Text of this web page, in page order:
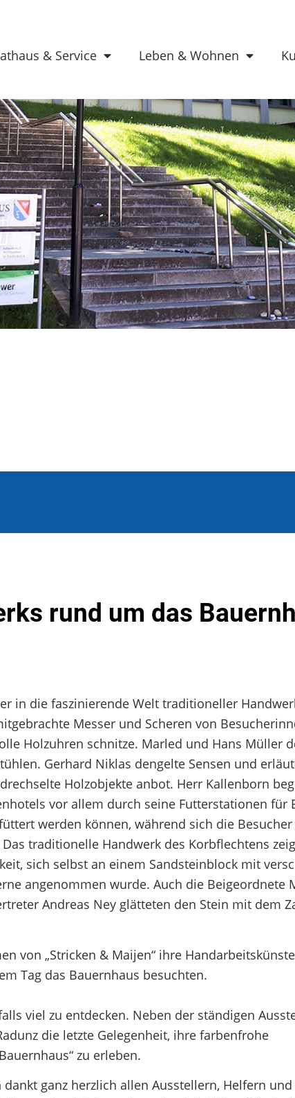
& Service Leben & Wohnen
rund um das
in die faszinierende Welt traditioneller
Messer und Scheren von
Holzuhren schnitze. Marled und Hans Müller
Gerhard Niklas dengelte Sensen und
Holzobjekte anbot. Herr Kallenborn
vor allem durch seine Futterstationen für
werden können, während sich die
traditionelle Handwerk des Korbflechtens
sich selbst an einem Sandsteinblock mit
angenommen wurde. Auch die Beigeordnete
Andreas Ney glätteten den Stein mit dem
von „Stricken & Maijen“ ihre
Tag das Bauernhaus besuchten.
viel zu entdecken. Neben der ständigen
die letzte Gelegenheit, ihre farbenfrohe
zu erleben.
ganz herzlich allen Ausstellern, Helfern